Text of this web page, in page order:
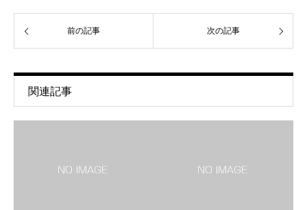
前の記事 次の記事
関連記事